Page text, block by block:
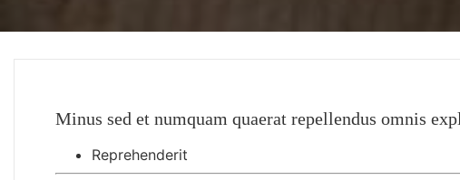
Minus sed et numquam quaerat repellendus omnis
Reprehenderit